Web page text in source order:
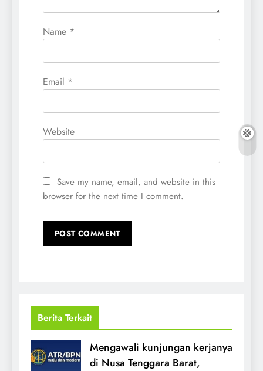
Name *
Email *
Website
Save my name, email, and website in this
browser for the next time I comment.
Berita Terkait
Mengawali kunjungan kerjanya
di Nusa Tenggara Barat,